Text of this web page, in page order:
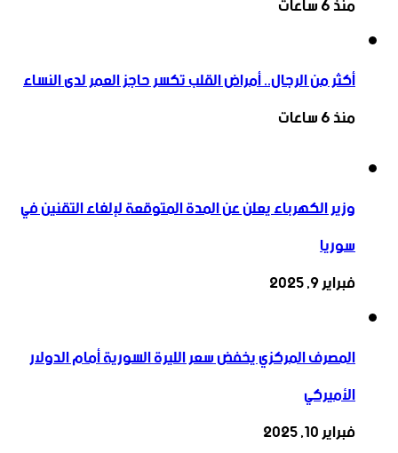
أكثر من الرجال.. أمراض القلب تكسر حاجز العمر لدى النساء
منذ 6 ساعات
وزير الكهرباء يعلن عن المدة المتوقعة لإلغاء التقنين في
سوريا
فبراير 9, 2025
المصرف المركزي يخفض سعر الليرة السورية أمام الدولار
الأميركي
فبراير 10, 2025